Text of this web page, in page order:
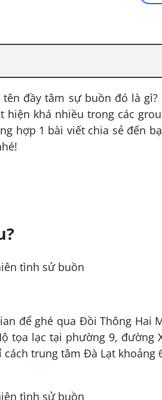
đầy tâm sự buồn đó là gì?
hiện khá nhiều trong các
hợp 1 bài viết chia sẻ đến
để ghé qua Đồi Thông Hai
tọa lạc tại phường 9, đường
trung tâm Đà Lạt khoảng